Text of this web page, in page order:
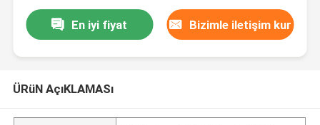
En iyi fiyat Bizimle iletişim kur
ÜRüN AçıKLAMASı